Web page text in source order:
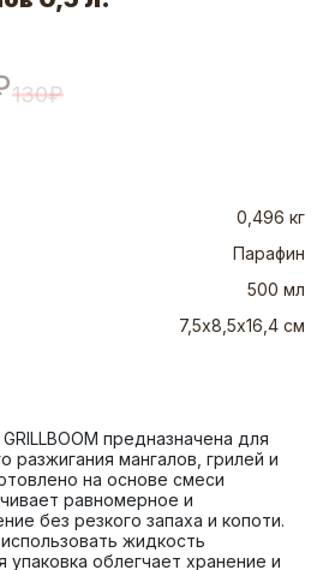
130₽
0,496 кг
Парафин
500 мл
7,5х8,5х16,4 см
предназначена для
разжигания мангалов, грилей и
на основе смеси
равномерное и
без резкого запаха и копоти.
жидкость
упаковка облегчает хранение и